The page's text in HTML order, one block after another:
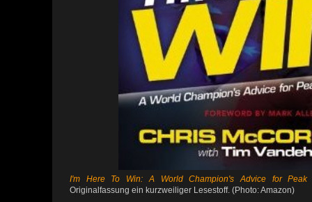
I'm Here To Win: A World Champion's Advice for Peak
Originalfassung ein kurzweiliger Lesestoff. (Photo: Amazon)